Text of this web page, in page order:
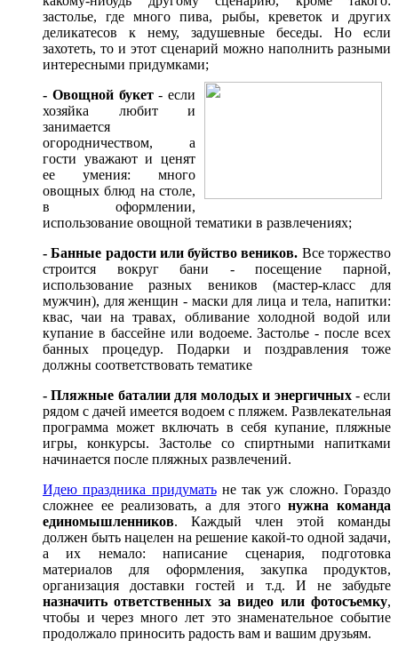
застолье, где много пива, рыбы, креветок и других
деликатесов к нему, задушевные беседы. Но если
захотеть, то и этот сценарий можно наполнить разными
интересными придумками;
- Овощной букет- если
хозяйка любит и
занимается
огородничеством, а
гости уважают и ценят
ее умения: много
овощных блюд на столе,
в оформлении,
использование овощной тематики в развлечениях;
- Банные радости или буйство веников. Все торжество
строится вокруг бани - посещение парной,
использование разных веников (мастер-класс для
мужчин), для женщин - маски для лица и тела, напитки:
квас, чаи на травах, обливание холодной водой или
купание в бассейне или водоеме. Застолье - после всех
банных процедур. Подарки и поздравления тоже
должны соответствовать тематике
- Пляжные баталии для молодых и энергичных- если
рядом с дачей имеется водоем с пляжем. Развлекательная
программа может включать в себя купание, пляжные
игры, конкурсы. Застолье со спиртными напитками
начинается после пляжных развлечений.
Идею праздника придуматьне так уж сложно. Гораздо
сложнее ее реализовать, а для этогонужна команда
единомышленников. Каждый член этой команды
должен быть нацелен на решение какой-то одной задачи,
а их немало: написание сценария, подготовка
материалов для оформления, закупка продуктов,
организация доставки гостей и т.д. И не забудьте
назначить ответственных за видео или фотосъемку,
чтобы и через много лет это знаменательное событие
продолжало приносить радость вам и вашим друзьям.